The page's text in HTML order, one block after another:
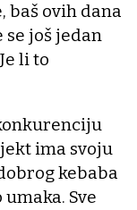
baš ovih dana
još jedan
li to
ima svoju
kebaba
Sve